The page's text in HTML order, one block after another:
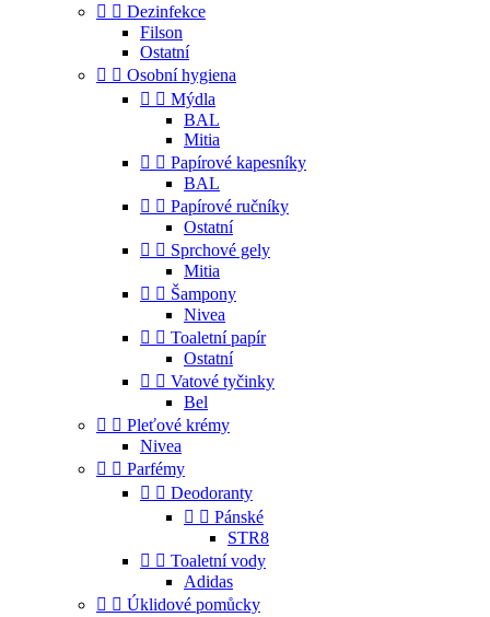
  Dezinfekce
Filson
Ostatní
  Osobní hygiena
  Mýdla
BAL
Mitia
  Papírové kapesníky
BAL
  Papírové ručníky
Ostatní
  Sprchové gely
Mitia
  Šampony
Nivea
  Toaletní papír
Ostatní
  Vatové tyčinky
Bel
  Pleťové krémy
Nivea
  Parfémy
  Deodoranty
  Pánské
STR8
  Toaletní vody
Adidas
  Úklidové pomůcky